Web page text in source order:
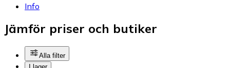
Info
Jämför priser och butiker
Alla filter